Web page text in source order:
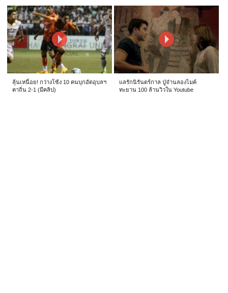
ลุ้นเหนื่อย! กว่างโซ้ง 10 คนบุกอัดอุบลฯ
คาถิ่น 2-1 (มีคลิป)
แลรักนิรันดร์กาล ปู่จ๋านลองไมค์
ทะยาน 100 ล้านวิวใน Youtube